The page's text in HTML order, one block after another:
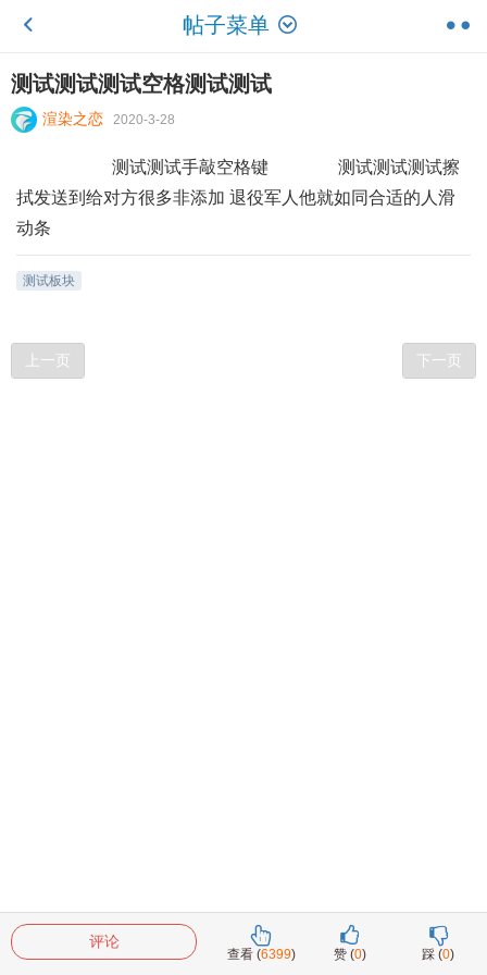
帖子菜单
测试测试测试空格测试测试
渲染之恋 2020-3-28
测试测试手敲空格键 测试测试测试擦
拭发送到给对方很多非添加 退役军人他就如同合适的人滑
动条
测试板块
上一页 下一页
评论
踩 (0)
赞 (0)
查看 (6399)